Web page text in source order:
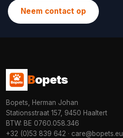
Neem contact op
Bopets
Bopets, Herman Johan
Stationsstraat 157, 9450 Haaltert
BTW: BE 0760.058.346
+32 (0)53 839 642 · care@bopets.eu